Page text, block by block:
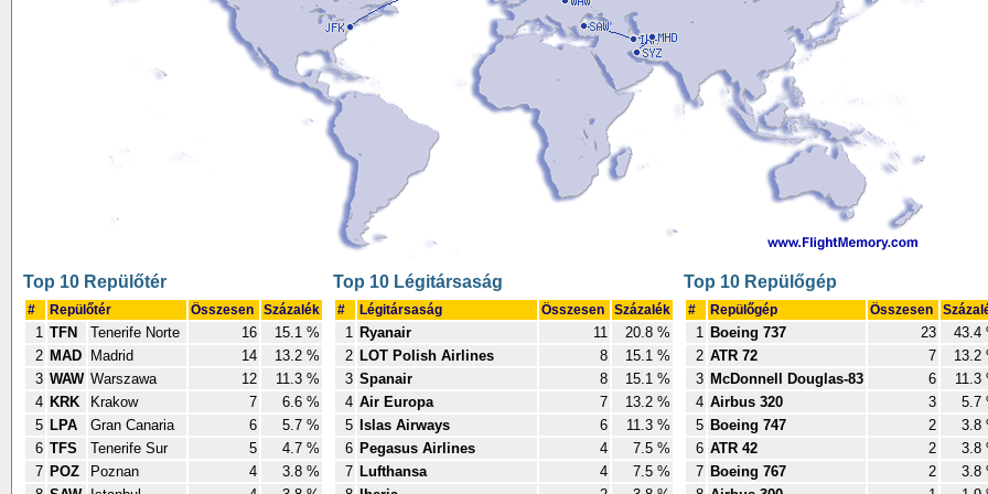
Top 10 Repülőtér
# Repülőtér Összesen Százalék
1 TFN Tenerife Norte 16
15.1 %
2 MAD Madrid 14
13.2 %
3 WAW Warszawa 12
11.3 %
4 KRK Krakow 7
6.6 %
5 LPA Gran Canaria 6
5.7 %
6 TFS Tenerife Sur 5
4.7 %
7 POZ Poznan 4
3.8 %
Top 10 Légitársaság
# Légitársaság Összesen Százalék
1 Ryanair 11
20.8 %
2 LOT Polish Airlines 8
15.1 %
3 Spanair 8
15.1 %
4 Air Europa 7
13.2 %
5
Islas Airways 6
11.3 %
6 Pegasus Airlines 4
7.5 %
7 Lufthansa 4
7.5 %
Top 10 Repülőgép
# Repülőgép Összesen
1 Boeing 737 23
43.4
2 ATR 72 7
13.2
3 McDonnell Douglas-83 6
11.3
4 Airbus 320 3
5.7
5 Boeing 747 2
3.8
6 ATR 42 2
3.8
7 Boeing 767 2
3.8